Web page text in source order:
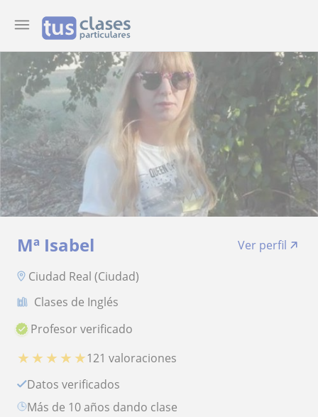
Mª Isabel
Ver perfil
Ciudad Real (Ciudad)
Clases de Inglés
Profesor verificado
★ ★ ★ ★ ★121 valoraciones
Datos verificados
más de 10 años dando clase